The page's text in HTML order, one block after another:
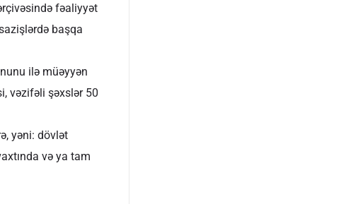
fəaliyyət
başqa
ilə müəyyən
vəzifəli şəxslər 50
yəni: dövlət
və ya tam